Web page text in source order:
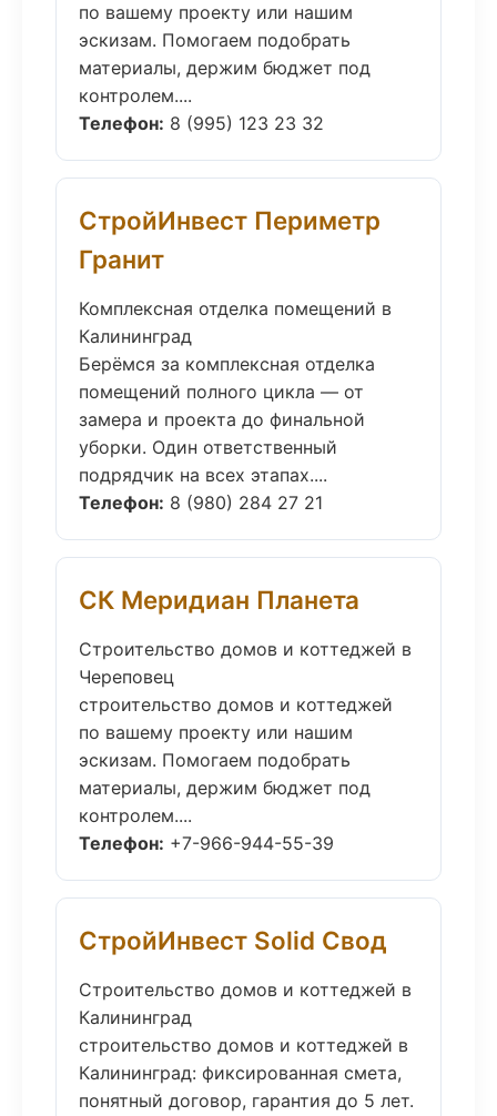
по вашему проекту или нашим
эскизам. Помогаем подобрать
материалы, держим бюджет под
контролем....
Телефон: 8 (995) 123 23 32
СтройИнвест Периметр
Гранит
Комплексная отделка помещений в
Калининград
Берёмся за комплексная отделка
помещений полного цикла — от
замера и проекта до финальной
уборки. Один ответственный
подрядчик на всех этапах....
Телефон: 8 (980) 284 27 21
СК Меридиан Планета
Строительство домов и коттеджей в
Череповец
строительство домов и коттеджей
по вашему проекту или нашим
эскизам. Помогаем подобрать
материалы, держим бюджет под
контролем....
Телефон: +7-966-944-55-39
СтройИнвест Solid Свод
Строительство домов и коттеджей в
Калининград
строительство домов и коттеджей в
Калининград: фиксированная смета,
понятный договор, гарантия до 5 лет.